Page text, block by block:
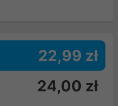
22,99 zł
24,00 zł